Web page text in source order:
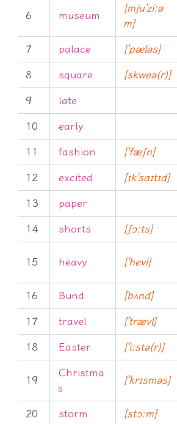
6 museum
[mjuˈziːə
m]
7 palace [ˈpæləs]
8 square [skweə(r)]
9 late
10 early
11 fashion [ˈfæʃn]
12 excited [ɪkˈsaɪtɪd]
13 paper
14 shorts [ʃɔːts]
15 heavy [ˈhevi]
16 Bund [bʌnd]
17 travel [ˈtrævl]
18 Easter [ˈiːstə(r)]
19
Christma
s
[ˈkrɪsməs]
20 storm [stɔːm]